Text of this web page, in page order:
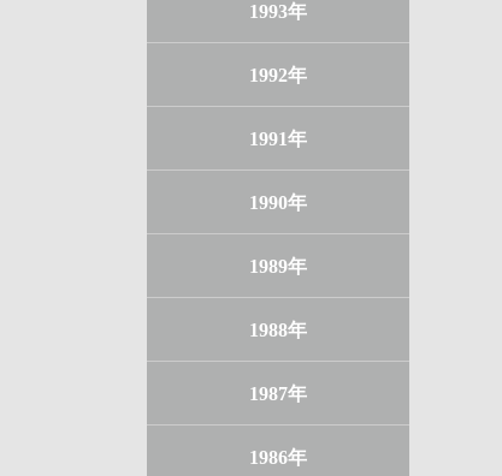
1993年
1992年
1991年
1990年
1989年
1988年
1987年
1986年